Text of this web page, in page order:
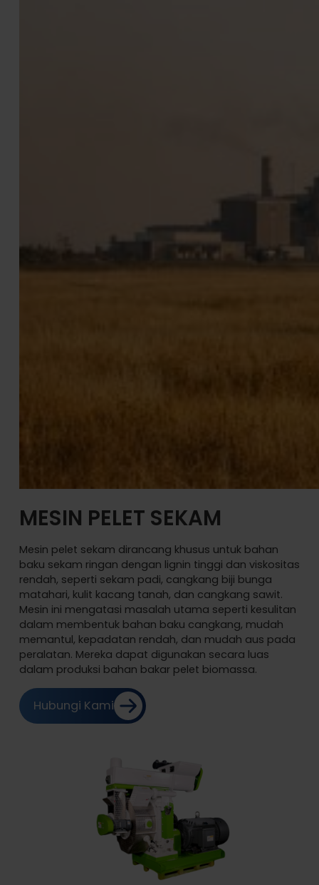
MESIN PELET SEKAM
Mesin pelet sekam dirancang khusus untuk bahan
baku sekam ringan dengan lignin tinggi dan viskositas
rendah, seperti sekam padi, cangkang biji bunga
matahari, kulit kacang tanah, dan cangkang sawit.
Mesin ini mengatasi masalah utama seperti kesulitan
dalam membentuk bahan baku cangkang, mudah
memantul, kepadatan rendah, dan mudah aus pada
peralatan. Mereka dapat digunakan secara luas
dalam produksi bahan bakar pelet biomassa.
Hubungi Kami